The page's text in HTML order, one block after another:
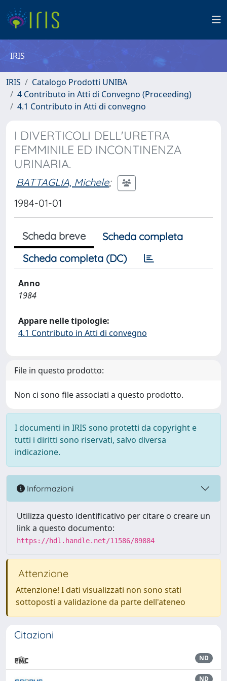
IRIS
IRIS
Catalogo Prodotti UNIBA
4 Contributo in Atti di Convegno (Proceeding)
4.1 Contributo in Atti di convegno
I DIVERTICOLI DELL'URETRA
FEMMINILE ED INCONTINENZA
URINARIA.
BATTAGLIA, Michele;
1984-01-01
Scheda breve
Scheda completa
Scheda completa (DC)
Anno
1984
Appare nelle tipologie:
4.1 Contributo in Atti di convegno
File in questo prodotto:
Non ci sono file associati a questo prodotto.
I documenti in IRIS sono protetti da copyright e
tutti i diritti sono riservati, salvo diversa
indicazione.
Informazioni
Utilizza questo identificativo per citare o creare un
link a questo documento:
https://hdl.handle.net/11586/89884
Attenzione
Attenzione! I dati visualizzati non sono stati
sottoposti a validazione da parte dell'ateneo
Citazioni
ND
ND